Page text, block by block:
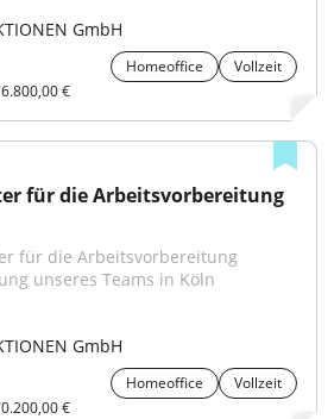
GmbH
Homeoffice
Vollzeit
€
für die Arbeitsvorbereitung
für die Arbeitsvorbereitung
unseres Teams in Köln
GmbH
Homeoffice
Vollzeit
€